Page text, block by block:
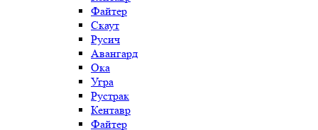
Файтер
Скаут
Русич
Авангард
Ока
Угра
Рустрак
Кентавр
Файтер